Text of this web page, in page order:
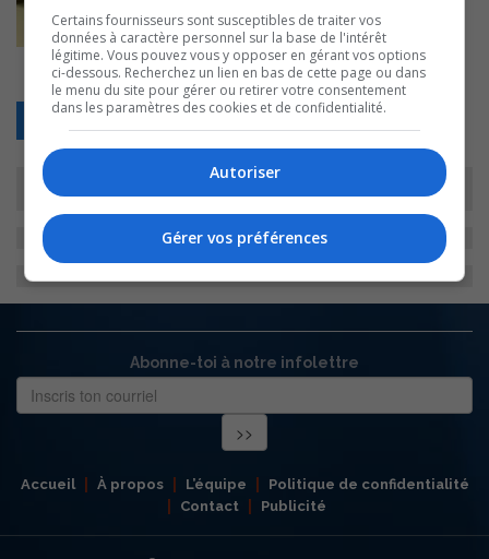
Retour
Abonne-toi à notre infolettre
Accueil À propos L’équipe
Politique de confidentialité
Contact
Publicité
Certains fournisseurs sont susceptibles de traiter vos
données à caractère personnel sur la base de l'intérêt
légitime. Vous pouvez vous y opposer en gérant vos options
ci-dessous. Recherchez un lien en bas de cette page ou dans
le menu du site pour gérer ou retirer votre consentement
dans les paramètres des cookies et de confidentialité.
Autoriser
Gérer vos préférences